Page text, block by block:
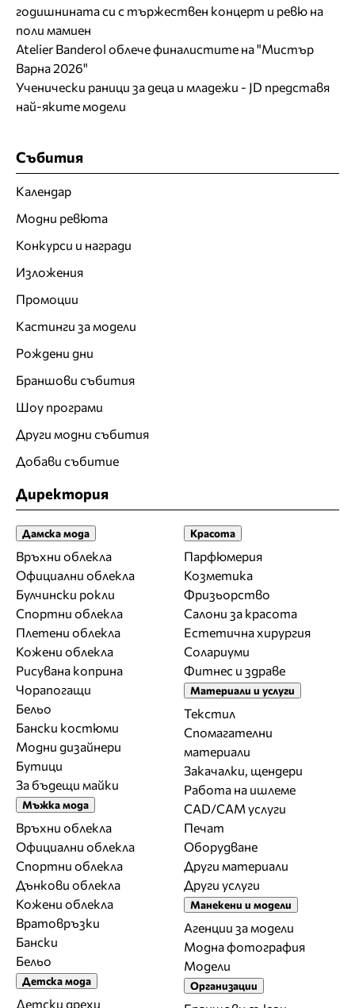
годишнината си с тържествен концерт и ревю на
поли мамиен
Atelier Banderol облече финалистите на "Мистър
Варна 2026"
Ученически раници за деца и младежи - JD представя
най-яките модели
Събития
Календар
Модни ревюта
Конкурси и награди
Изложения
Промоции
Кастинги за модели
Рождени дни
Браншови събития
Шоу програми
Други модни събития
Добави събитие
Директория
Дамска мода
Връхни облекла
Официални облекла
Булчински рокли
Спортни облекла
Плетени облекла
Кожени облекла
Рисувана коприна
Чорапогащи
Бельо
Бански костюми
Модни дизайнери
Бутици
За бъдещи майки
Мъжка мода
Връхни облекла
Официални облекла
Спортни облекла
Дънкови облекла
Кожени облекла
Вратовръзки
Бански
Бельо
Детска мода
Детски дрехи
Красота
Парфюмерия
Козметика
Фризьорство
Салони за красота
Естетична хирургия
Солариуми
Фитнес и здраве
Материали и услуги
Текстил
Спомагателни
материали
Закачалки, щендери
Работа на ишлеме
CAD/CAM услуги
Печат
Оборудване
Други материали
Други услуги
Манекени и модели
Агенции за модели
Модна фотография
Модели
Организации